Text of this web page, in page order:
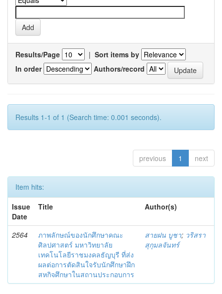
Results/Page | Sort items by
In order
Authors/record
Results 1-1 of 1 (Search time: 0.001 seconds).
previous 1 next
Item hits:
Issue
Date
Title Author(s)
2564
ภาพลักษณ์ของนักศึกษาคณะ
ศิลปศาสตร์ มหาวิทยาลัย
เทคโนโลยีราชมงคลธัญบุรี ที่ส่ง
ผลต่อการตัดสินใจรับนักศึกษาฝึก
สหกิจศึกษาในสถานประกอบการ
สายฝน บูชา; วริสรา
สุกุมลจันทร์